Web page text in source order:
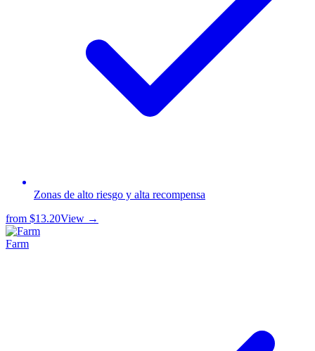
Zonas de alto riesgo y alta recompensa
from $13.20View →
Farm